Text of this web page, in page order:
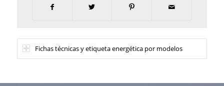
Fichas técnicas y etiqueta energética por modelos